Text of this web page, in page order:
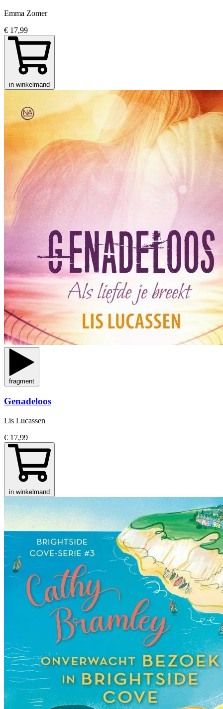
Emma Zomer
€ 17,99
in winkelmand
fragment
Genadeloos
Lis Lucassen
€ 17,99
in winkelmand